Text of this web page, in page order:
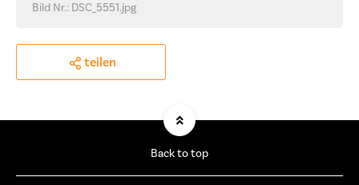
Bild Nr.: DSC_5551.jpg
teilen
Back to top